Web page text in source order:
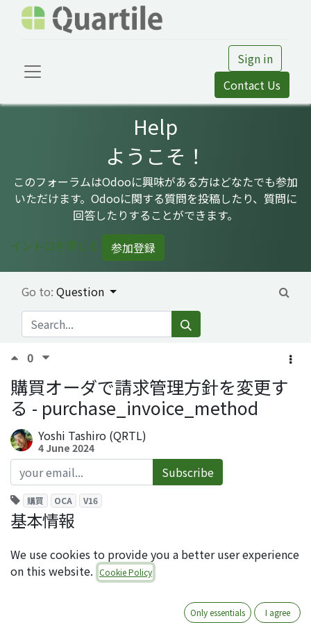
Sign in
Contact Us
Help
ようこそ！
このフォーラムはOdooに興味がある方はどなたでも参加
いただけます。Odooに関する質問を投稿したり、質問に
回答したりすることができます。
イントロを閉じる
参加登録
Go to: Question
0
購買オーダで請求管理方針を変更す
る - purchase_invoice_method
Yoshi Tashiro (QRTL)
4 June 2024
Subscribe
購買 OCA V16
基本情報
ライセンス：AGPLv3
オーサー：CreuBlanca
We use cookies to provide you a better user experience
on this website. Cookie Policy
Only essentials I agree